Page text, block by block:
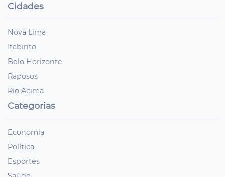
Cidades
Nova Lima
Itabirito
Belo Horizonte
Raposos
Rio Acima
Categorias
Economia
Política
Esportes